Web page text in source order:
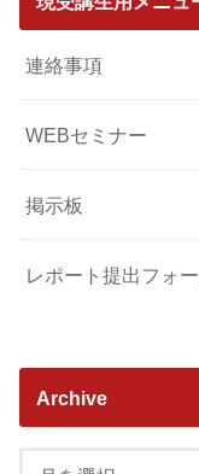
連絡事項
WEBセミナー
掲示板
レポート提出フォ
Archive